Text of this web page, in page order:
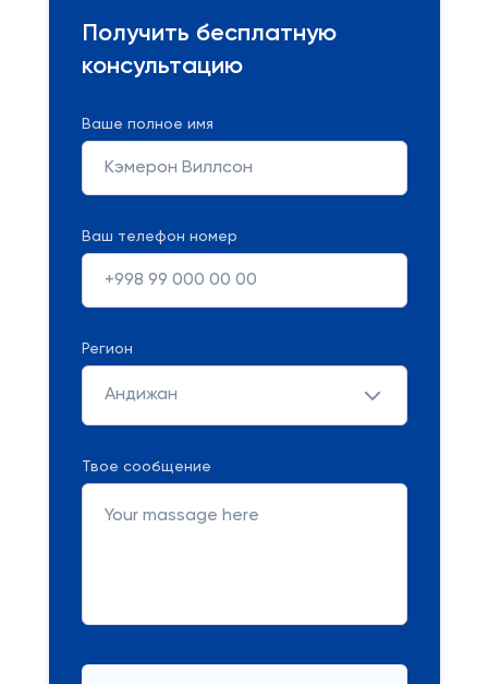
Получить бесплатную
консультацию
Ваше полное имя
Ваш телефон номер
Регион
Андижан
Твое сообщение